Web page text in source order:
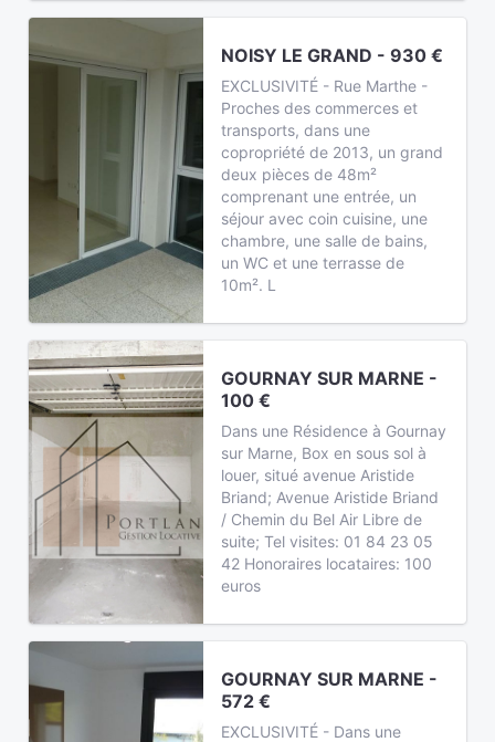
NOISY LE GRAND - 930 €
EXCLUSIVITÉ - Rue Marthe -
Proches des commerces et
transports, dans une
copropriété de 2013, un grand
deux pièces de 48m²
comprenant une entrée, un
séjour avec coin cuisine, une
chambre, une salle de bains,
un WC et une terrasse de
10m². L
GOURNAY SUR MARNE -
100 €
Dans une Résidence à Gournay
sur Marne, Box en sous sol à
louer, situé avenue Aristide
Briand; Avenue Aristide Briand
/ Chemin du Bel Air Libre de
suite; Tel visites: 01 84 23 05
42 Honoraires locataires: 100
euros
GOURNAY SUR MARNE -
572 €
EXCLUSIVITÉ - Dans une